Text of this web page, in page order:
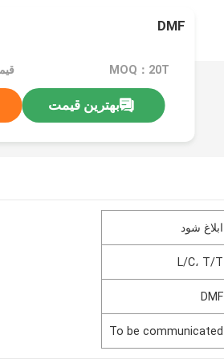
DMF
MOQ：20T
بهترین قیمت
ابلاغ شود
L/C، T/T
DMF
To be communicated